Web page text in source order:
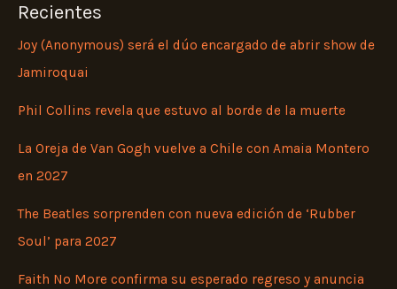
Recientes
Joy (Anonymous) será el dúo encargado de abrir show de
Jamiroquai
Phil Collins revela que estuvo al borde de la muerte
La Oreja de Van Gogh vuelve a Chile con Amaia Montero
en 2027
The Beatles sorprenden con nueva edición de ‘Rubber
Soul’ para 2027
Faith No More confirma su esperado regreso y anuncia